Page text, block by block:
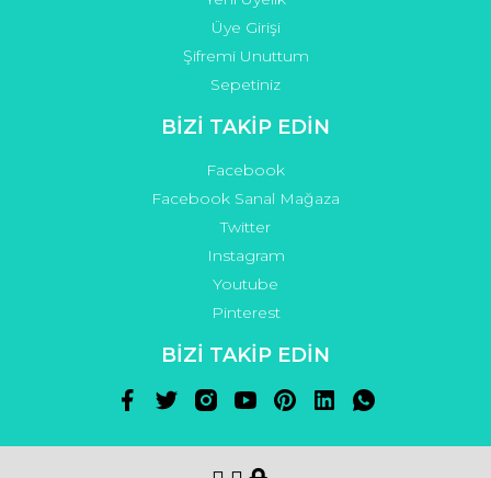
Üye Girişi
Şifremi Unuttum
Sepetiniz
BİZİ TAKİP EDİN
Facebook
Facebook Sanal Mağaza
Twitter
Instagram
Youtube
Pinterest
BİZİ TAKİP EDİN